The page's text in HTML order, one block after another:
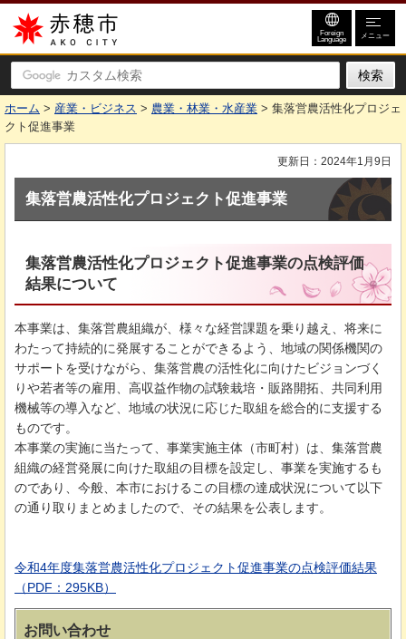
赤穂市
Foreign
Language メニュー
ホーム > 産業・ビジネス > 農業・林業・水産業 > 集落営農活性化プロジェ
クト促進事業
更新日：2024年1月9日
集落営農活性化プロジェクト促進事業
集落営農活性化プロジェクト促進事業の点検評価
結果について
本事業は、集落営農組織が、様々な経営課題を乗り越え、将来に
わたって持続的に発展することができるよう、地域の関係機関の
サポートを受けながら、集落営農の活性化に向けたビジョンづく
りや若者等の雇用、高収益作物の試験栽培・販路開拓、共同利用
機械等の導入など、地域の状況に応じた取組を総合的に支援する
ものです。
本事業の実施に当たって、事業実施主体（市町村）は、集落営農
組織の経営発展に向けた取組の目標を設定し、事業を実施するも
のであり、今般、本市におけるこの目標の達成状況について以下
の通り取りまとめましたので、その結果を公表します。
令和4年度集落営農活性化プロジェクト促進事業の点検評価結果
（PDF：295KB）
お問い合わせ